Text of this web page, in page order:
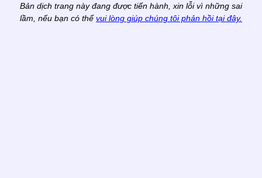
Bản dịch trang này đang được tiến hành, xin lỗi vì những sai
lầm, nếu bạn có thể vui lòng giúp chúng tôi phản hồi tại đây.